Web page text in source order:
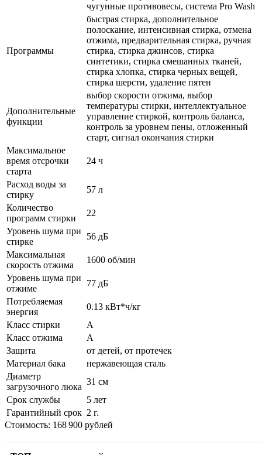
чугунные противовесы, система Pro Wash
Программы
быстрая стирка, дополнительное
полоскание, интенсивная стирка, отмена
отжима, предварительная стирка, ручная
стирка, стирка джинсов, стирка
синтетики, стирка смешанных тканей,
стирка хлопка, стирка черных вещей,
стирка шерсти, удаление пятен
Дополнительные
функции
выбор скорости отжима, выбор
температуры стирки, интеллектуальное
управление стиркой, контроль баланса,
контроль за уровнем пены, отложенный
старт, сигнал окончания стирки
Максимальное
время отсрочки
старта
24 ч
Расход воды за
стирку
57 л
Количество
программ стирки
22
Уровень шума при
стирке
56 дБ
Максимальная
скорость отжима
1600 об/мин
Уровень шума при
отжиме
77 дБ
Потребляемая
энергия
0.13 кВт*ч/кг
Класс стирки
A
Класс отжима
A
Защита
от детей, от протечек
Материал бака
нержавеющая сталь
Диаметр
загрузочного люка
31 см
Срок службы
5 лет
Гарантийный срок 2 г.
Стоимость: 168 900 рублей